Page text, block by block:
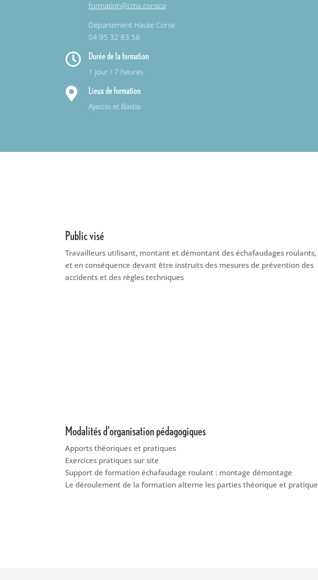
formation@cma.corsica
Département Haute Corse
04 95 32 83 58
 Durée de la formation
1 jour / 7 heures
 Lieux de formation
Ajaccio et Bastia
Public visé
Travailleurs utilisant, montant et démontant des échafaudages roulants,
et en conséquence devant être instruits des mesures de prévention des
accidents et des règles techniques
Modalités d’organisation pédagogiques
Apports théoriques et pratiques
Exercices pratiques sur site
Support de formation échafaudage roulant : montage démontage
Le déroulement de la formation alterne les parties théorique et pratique